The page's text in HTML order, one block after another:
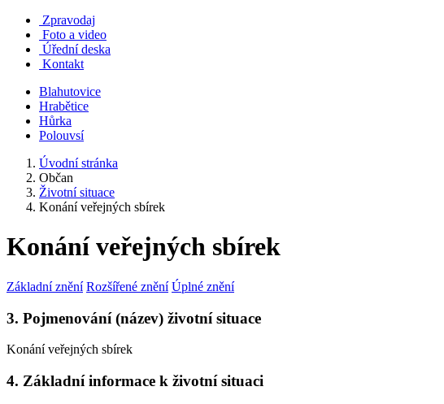
Zpravodaj
Foto a video
Úřední deska
Kontakt
Blahutovice
Hrabětice
Hůrka
Polouvsí
Úvodní stránka
Občan
Životní situace
Konání veřejných sbírek
Konání veřejných sbírek
Základní znění Rozšířené znění Úplné znění
3. Pojmenování (název) životní situace
Konání veřejných sbírek
4. Základní informace k životní situaci